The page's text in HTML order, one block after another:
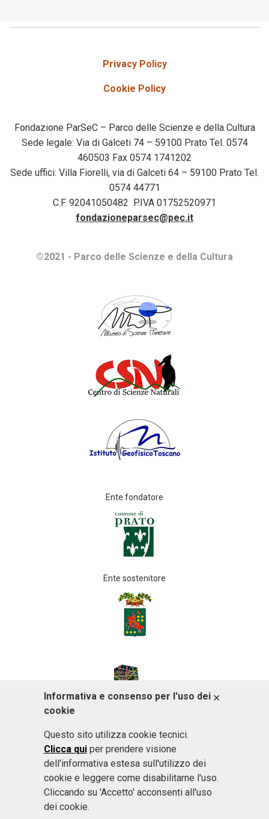
Privacy Policy
Cookie Policy
Fondazione ParSeC – Parco delle Scienze e della Cultura
Sede legale: Via di Galceti 74 – 59100 Prato Tel. 0574
460503 Fax 0574 1741202
Sede uffici: Villa Fiorelli, via di Galceti 64 – 59100 Prato Tel.
0574 44771
C.F. 92041050482 P.IVA 01752520971
fondazioneparsec@pec.it
©2021 - Parco delle Scienze e della Cultura
Ente fondatore
Ente sostenitore
ACCETTO
Informativa e consenso per l'uso dei
cookie
Questo sito utilizza cookie tecnici.
Clicca quiper prendere visione
dell'informativa estesa sull'utilizzo dei
cookie e leggere come disabilitarne l'uso.
Cliccando su 'Accetto' acconsenti all'uso
dei cookie.